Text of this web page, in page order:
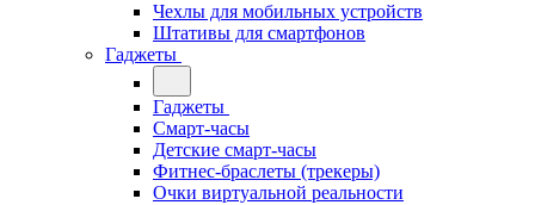
Чехлы для мобильных устройств
Штативы для смартфонов
Гаджеты
Гаджеты
Смарт-часы
Детские смарт-часы
Фитнес-браслеты (трекеры)
Очки виртуальной реальности